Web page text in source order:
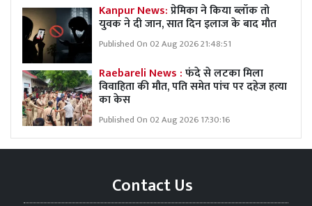
Kanpur News:प्रेमिका ने किया ब्लॉक तो
युवक ने दी जान, सात दिन इलाज के बाद मौत
Published On 02 Aug 2026 21:48:51
Raebareli News :फंदे से लटका मिला
विवाहिता की मौत, पति समेत पांच पर दहेज हत्या
का केस
Published On 02 Aug 2026 17:30:16
Contact Us